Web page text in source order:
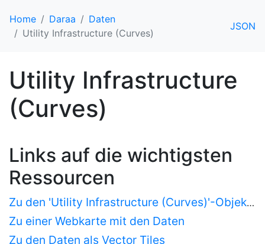
Home Daraa
Daten
Utility Infrastructure (Curves)
JSON
Utility Infrastructure
(Curves)
Links auf die wichtigsten
Ressourcen
Zu den 'Utility Infrastructure (Curves)'-Objekten als HTML
Zu einer Webkarte mit den Daten
Zu den Daten als Vector Tiles